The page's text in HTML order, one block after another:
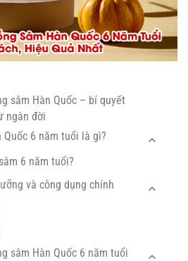
sâm Hàn Quốc – bí quyết
ngàn đời
Quốc 6 năm tuổi là gì?
6 năm tuổi?
và công dụng chính
sâm Hàn Quốc 6 năm tuổi